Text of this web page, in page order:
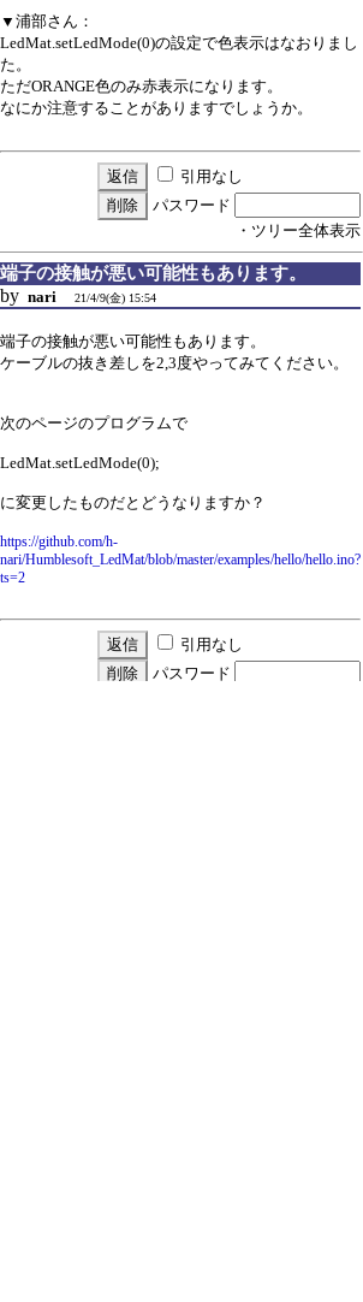
▼浦部さん：
LedMat.setLedMode(0)の設定で色表示はなおりまし
た。
ただORANGE色のみ赤表示になります。
なにか注意することがありますでしょうか。
引用なし
パスワード
・ツリー全体表示
端子の接触が悪い可能性もあります。
by nari 21/4/9(金) 15:54
端子の接触が悪い可能性もあります。
ケーブルの抜き差しを2,3度やってみてください。
次のページのプログラムで
LedMat.setLedMode(0);
に変更したものだとどうなりますか？
https://github.com/h-
nari/Humblesoft_LedMat/blob/master/examples/hello/hello.ino?
ts=2
引用なし
パスワード